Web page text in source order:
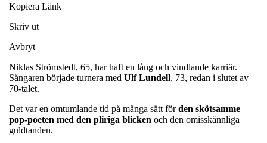
Kopiera Länk
Skriv ut
Avbryt
Niklas Strömstedt, 65, har haft en lång och vindlande karriär.
Sångaren började turnera med Ulf Lundell, 73, redan i slutet av
70-talet.
Det var en omtumlande tid på många sätt förden skötsamme
pop-poeten med den pliriga blicken och den omisskännliga
guldtanden.